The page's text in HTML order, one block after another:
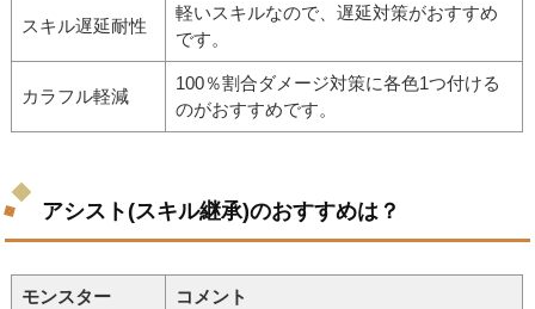
スキル遅延耐性
軽いスキルなので、遅延対策がおすすめ
です。
カラフル軽減
100％割合ダメージ対策に各色1つ付ける
のがおすすめです。
アシスト(スキル継承)のおすすめは？
モンスター コメント